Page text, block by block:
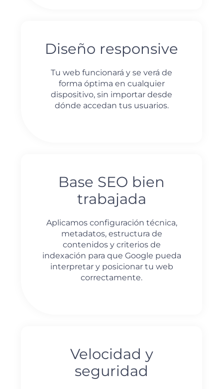
Diseño responsive
Tu web funcionará y se verá de
forma óptima en cualquier
dispositivo, sin importar desde
dónde accedan tus usuarios.
Base SEO bien
trabajada
Aplicamos configuración técnica,
metadatos, estructura de
contenidos y criterios de
indexación para que Google pueda
interpretar y posicionar tu web
correctamente.
Velocidad y
seguridad